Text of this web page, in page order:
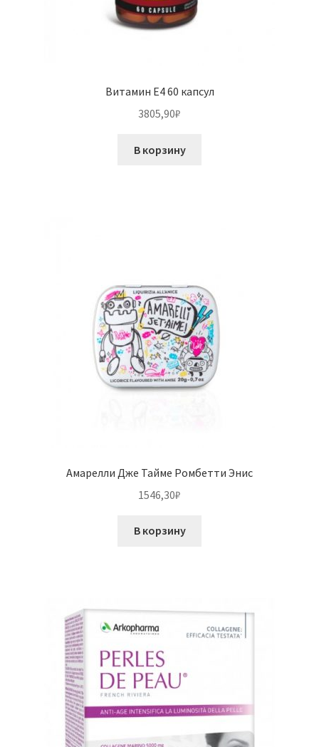
Витамин E4 60 капсул
3805,90₽
В корзину
Амарелли Дже Тайме Ромбетти Энис
1546,30₽
В корзину